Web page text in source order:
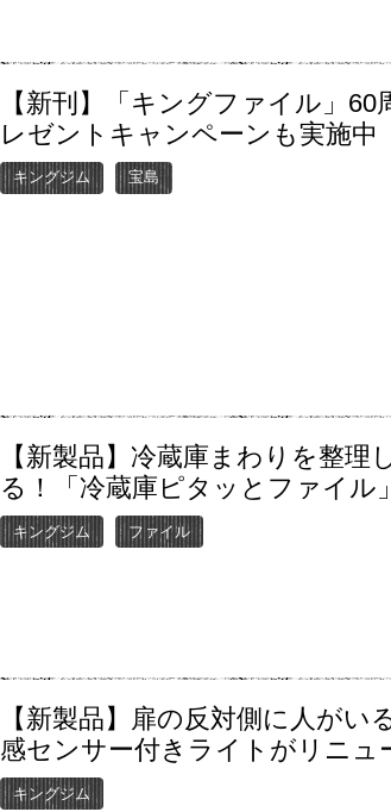
【新刊】「キングファイル」
レゼントキャンペーンも実施中
キングジム 宝島
【新製品】冷蔵庫まわりを整理
る！「冷蔵庫ピタッとファイル
キングジム ファイル
【新製品】扉の反対側に人がい
感センサー付きライトがリニュ
キングジム